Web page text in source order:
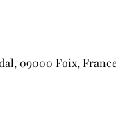
09000 Foix,